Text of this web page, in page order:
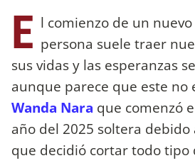
E l comienzo de un
persona suele traer
sus vidas y las esperanzas
aunque parece que este no
Wanda Nara que comenzó
año del 2025 soltera
que decidió cortar todo tipo